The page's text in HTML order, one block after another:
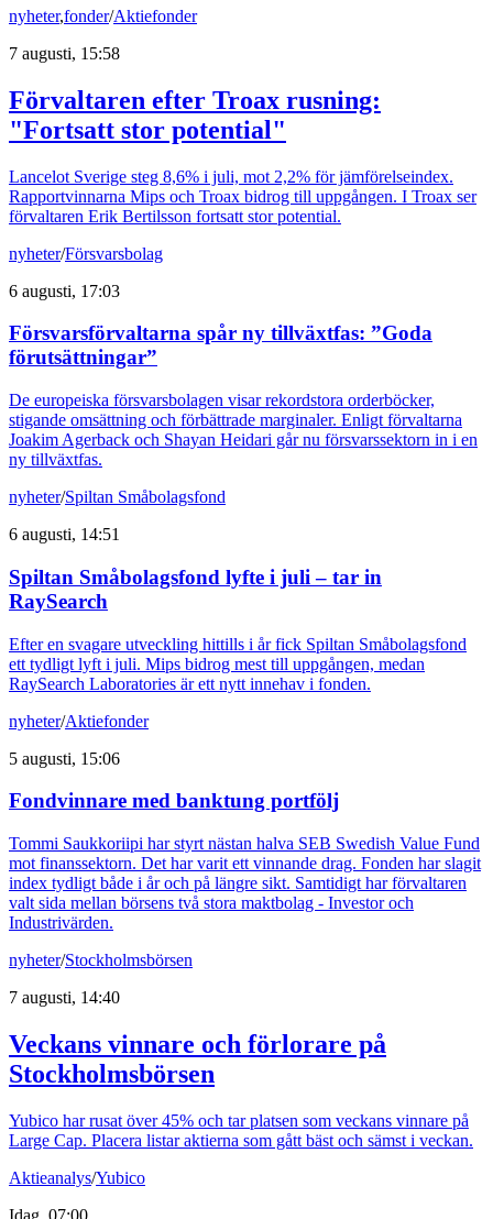
nyheter,fonder/Aktiefonder
7 augusti, 15:58
Förvaltaren efter Troax rusning:
"Fortsatt stor potential"
Lancelot Sverige steg 8,6% i juli, mot 2,2% för jämförelseindex.
Rapportvinnarna Mips och Troax bidrog till uppgången. I Troax ser
förvaltaren Erik Bertilsson fortsatt stor potential.
nyheter/Försvarsbolag
6 augusti, 17:03
Försvarsförvaltarna spår ny tillväxtfas: ”Goda
förutsättningar”
De europeiska försvarsbolagen visar rekordstora orderböcker,
stigande omsättning och förbättrade marginaler. Enligt förvaltarna
Joakim Agerback och Shayan Heidari går nu försvarssektorn in i en
ny tillväxtfas.
nyheter/Spiltan Småbolagsfond
6 augusti, 14:51
Spiltan Småbolagsfond lyfte i juli – tar in
RaySearch
Efter en svagare utveckling hittills i år fick Spiltan Småbolagsfond
ett tydligt lyft i juli. Mips bidrog mest till uppgången, medan
RaySearch Laboratories är ett nytt innehav i fonden.
nyheter/Aktiefonder
5 augusti, 15:06
Fondvinnare med banktung portfölj
Tommi Saukkoriipi har styrt nästan halva SEB Swedish Value Fund
mot finanssektorn. Det har varit ett vinnande drag. Fonden har slagit
index tydligt både i år och på längre sikt. Samtidigt har förvaltaren
valt sida mellan börsens två stora maktbolag - Investor och
Industrivärden.
nyheter/Stockholmsbörsen
7 augusti, 14:40
Veckans vinnare och förlorare på
Stockholmsbörsen
Yubico har rusat över 45% och tar platsen som veckans vinnare på
Large Cap. Placera listar aktierna som gått bäst och sämst i veckan.
Aktieanalys/Yubico
Idag, 07:00